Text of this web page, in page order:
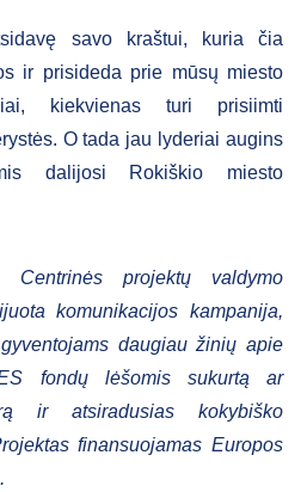
savo kraštui, kuria čia
ir prisideda prie mūsų miesto
kiekvienas turi prisiimti
O tada jau lyderiai augins
dalijosi Rokiškio miesto
projektų valdymo
komunikacijos kampanija,
daugiau žinių apie
fondų lėšomis sukurtą ar
ir atsiradusias kokybiško
finansuojamas Europos